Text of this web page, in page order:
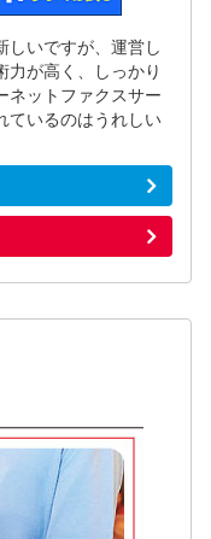
しいですが、運営し
力が高く、しっかり
ネットファクスサー
ているのはうれしい